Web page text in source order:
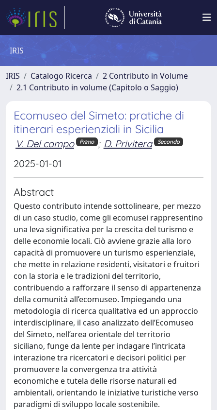
IRIS
IRIS Catalogo Ricerca
2 Contributo in Volume
2.1 Contributo in volume (Capitolo o Saggio)
Ecomuseo del Simeto: pratiche di
itinerari esperienziali in Sicilia
V. Del campo Primo ; D. Privitera Secondo
2025-01-01
Abstract
Questo contributo intende sottolineare, per mezzo
di un caso studio, come gli ecomusei rappresentino
una leva significativa per la crescita del turismo e
delle economie locali. Ciò avviene grazie alla loro
capacità di promuovere un turismo esperienziale,
che mette in relazione residenti, visitatori e fruitori
con la storia e le tradizioni del territorio,
contribuendo a rafforzare il senso di appartenenza
della comunità all’ecomuseo. Impiegando una
metodologia di ricerca qualitativa ed un approccio
interdisciplinare, il caso analizzato dell’Ecomuseo
del Simeto, nell’area orientale del territorio
siciliano, funge da lente per indagare l’intricata
interazione tra ricercatori e decisori politici per
promuovere la convergenza tra attività
economiche e tutela delle risorse naturali ed
ambientali, orientando le iniziative turistiche verso
paradigmi di sviluppo locale sostenibile.